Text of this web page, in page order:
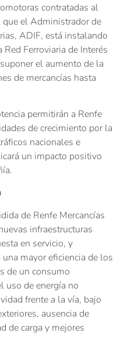
contratadas al
que el Administrador de
ADIF, está instalando
Ferroviaria de Interés
el aumento de la
de mercancías hasta
permitirán a Renfe
de crecimiento por la
nacionales e
un impacto positivo
de Renfe Mercancías
infraestructuras
en servicio, y
mayor eficiencia de los
de un consumo
uso de energía no
frente a la vía, bajo
ausencia de
de carga y mejores